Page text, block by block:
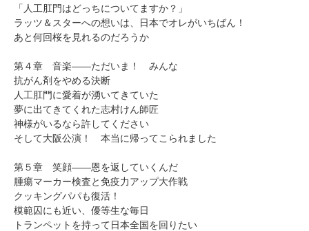
「人工肛門はどっちについてますか？」
ラッツ＆スターへの想いは、日本でオレがいちばん！
あと何回桜を見れるのだろうか
第４章 音楽――ただいま！ みんな
抗がん剤をやめる決断
人工肛門に愛着が湧いてきていた
夢に出てきてくれた志村けん師匠
神様がいるなら許してください
そして大阪公演！ 本当に帰ってこられました
第５章 笑顔――恩を返していくんだ
腫瘍マーカー検査と免疫力アップ大作戦
クッキングパパも復活！
模範囚にも近い、優等生な毎日
トランペットを持って日本全国を回りたい